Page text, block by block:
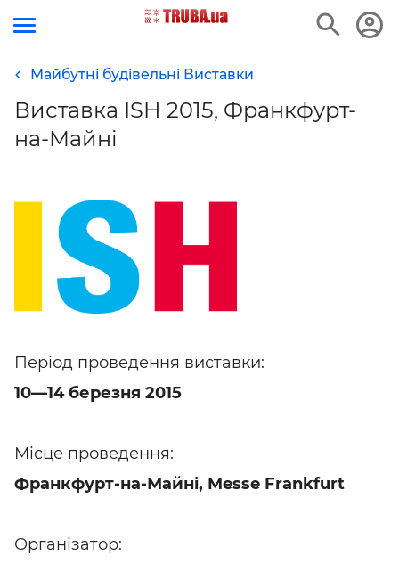
Майбутні будівельні Виставки
Виставка ISH 2015, Франкфурт-
на-Майні
Період проведення виставки:
10—14 березня 2015
Місце проведення:
Франкфурт-на-Майні, Messe Frankfurt
Організатор: